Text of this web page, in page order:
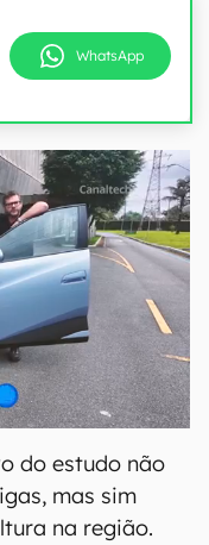
WhatsApp
do estudo não
mas sim
na região.